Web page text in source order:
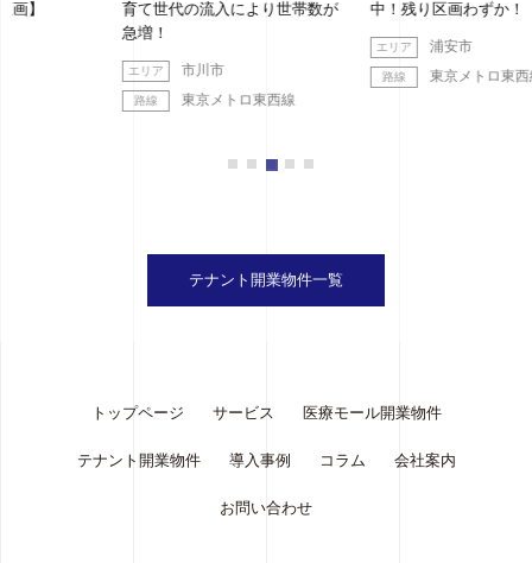
育て世代の流入により世帯数が
市川市
東京メトロ東西線
中！残り区画わずか！
浦安市
東京メトロ東西線
テナント開業物件一覧
トップページ サービス 医療モール開業物件
テナント開業物件 導入事例 コラム 会社案内
お問い合わせ